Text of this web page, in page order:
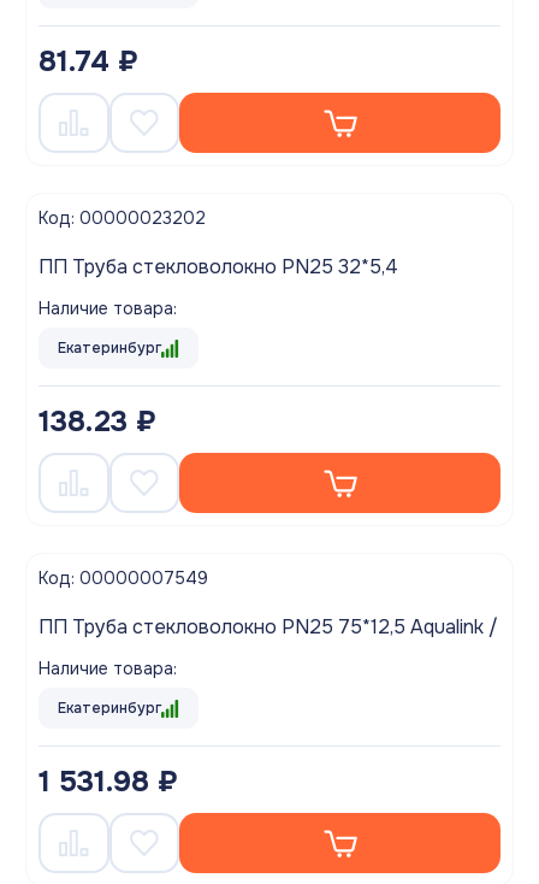
81.74 ₽
Код: 00000023202
ПП Труба стекловолокно PN25 32*5,4
Наличие товара:
Екатеринбург
138.23 ₽
Код: 00000007549
ПП Труба стекловолокно PN25 75*12,5 Aqualink /
Наличие товара:
Екатеринбург
1 531.98 ₽